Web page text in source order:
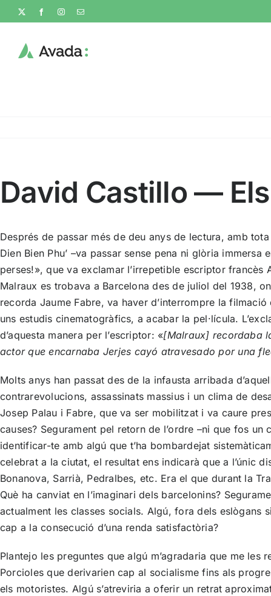
Skip
to
content
FacebookInstagramEmail
David Castillo —
Després de passar més de deu anys de lectura, amb
Dien Bien Phu’ –va passar sense pena ni glòria
perses!», que va exclamar l’irrepetible escriptor
Malraux es trobava a Barcelona des de juliol del 1938,
recorda Jaume Fabre, va haver d’interrompre la
uns estudis cinematogràfics, a acabar la pel·lícula.
d’aquesta manera per l’escriptor: «[Malraux] recordaba
actorqueencarnaba Jerjes cayó atravesado por una
Molts anys han passat des de la infausta arribada
contrarevolucions, assassinats massius i un clima de
Josep Palau i Fabre, que va ser mobilitzat i va caure
causes? Segurament pel retorn de l’ordre –ni que fos
identificar-te amb algú que t’ha bombardejat
celebrat a la ciutat, el resultat ens indicarà que a l’únic
Bonanova, Sarrià, Pedralbes, etc. Era el que durant la
Què ha canviat en l’imaginari dels barcelonins?
actualment les classes socials. Algú, fora dels eslògans
cap a la consecució d’una renda satisfactòria?
Plantejo les preguntes que algú m’agradaria que me
Porcioles que derivarien cap al socialisme fins als
els motoristes. Algú s’atreviria a oferir un retrat